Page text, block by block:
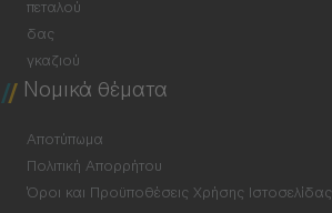
πεταλού
δας
γκαζιού
Νομικά θέματα
Αποτύπωμα
Πολιτική Απορρήτου
Όροι και Προϋποθέσεις Χρήσης Ιστοσελίδας